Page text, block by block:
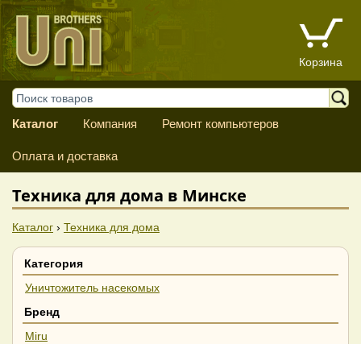
Корзина
Каталог Компания Ремонт компьютеров
Оплата и доставка
Техника для дома в Минске
Каталог › Техника для дома
Категория
Уничтожитель насекомых
Бренд
Miru